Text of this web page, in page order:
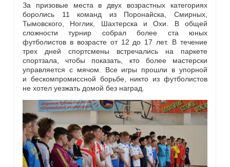
За призовые места в двух возрастных категориях
боролись 11 команд из Поронайска, Смирных,
Тымовского, Ноглик, Шахтерска и Охи. В общей
сложности турнир собрал более ста юных
футболистов в возрасте от 12 до 17 лет. В течение
трех дней спортсмены встречались на паркете
спортзала, чтобы показать, кто более мастерски
управляется с мячом. Все игры прошли в упорной
и бескомпромиссной борьбе, никто из футболистов
не хотел уезжать домой без наград.